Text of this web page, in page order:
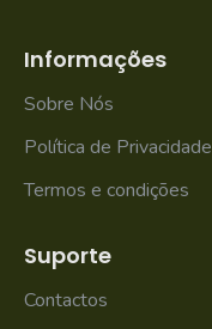
Informações
Sobre Nós
Política de Privacidade
Termos e condições
Suporte
Contactos